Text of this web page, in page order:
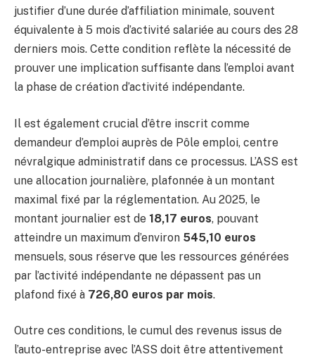
justifier d’une durée d’affiliation minimale, souvent
équivalente à 5 mois d’activité salariée au cours des 28
derniers mois. Cette condition reflète la nécessité de
prouver une implication suffisante dans l’emploi avant
la phase de création d’activité indépendante.
Il est également crucial d’être inscrit comme
demandeur d’emploi auprès de Pôle emploi, centre
névralgique administratif dans ce processus. L’ASS est
une allocation journalière, plafonnée à un montant
maximal fixé par la réglementation. Au 2025, le
montant journalier est de 18,17 euros, pouvant
atteindre un maximum d’environ 545,10 euros
mensuels, sous réserve que les ressources générées
par l’activité indépendante ne dépassent pas un
plafond fixé à 726,80 euros par mois.
Outre ces conditions, le cumul des revenus issus de
l’auto-entreprise avec l’ASS doit être attentivement